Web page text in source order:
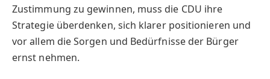
Zustimmung zu gewinnen, muss die CDU ihre
Strategie überdenken, sich klarer positionieren und
vor allem die Sorgen und Bedürfnisse der Bürger
ernst nehmen.